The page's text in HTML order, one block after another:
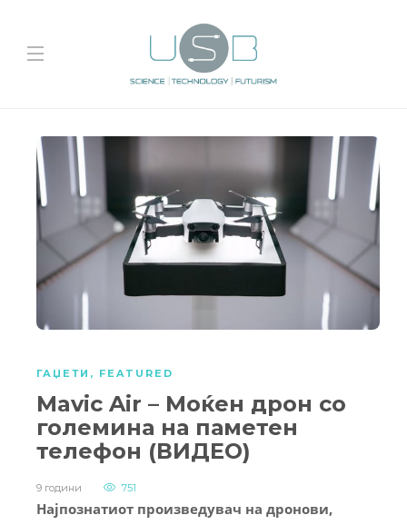
ГАЏЕТИ , FEATURED
Mavic Air – Моќен дрон со
големина на паметен
телефон (ВИДЕО)
9 години 751
Најпознатиот произведувач на дронови,